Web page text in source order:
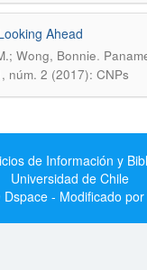
Ahead
Wong, Bonnie.
núm. 2 (2017): CNPs
de Información y
Universidad de Chile
- Modificado por